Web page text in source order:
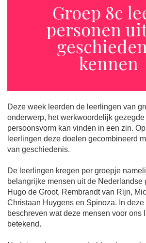
Groep 8c
personen
kennen
Deze week leerden de leerlingen van
onderwerp, het werkwoordelijk gezegde
persoonsvorm kan vinden in een zin.
leerlingen deze doelen gecombineerd
van geschiedenis.
De leerlingen kregen per groepje
belangrijke mensen uit de Nederlandse
Hugo de Groot, Rembrandt van Rijn,
Christaan Huygens en Spinoza. In deze
beschreven wat deze mensen voor ons
betekend.